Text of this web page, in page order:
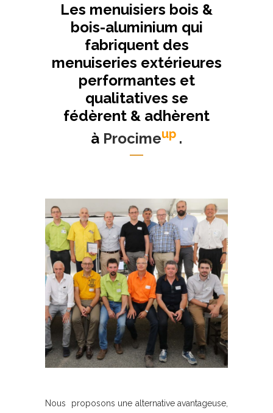
Les menuisiers bois &
bois-aluminium qui
fabriquent des
menuiseries extérieures
performantes et
qualitatives se
fédèrent & adhèrent
à Procimeup .
Nous proposons une alternative avantageuse,